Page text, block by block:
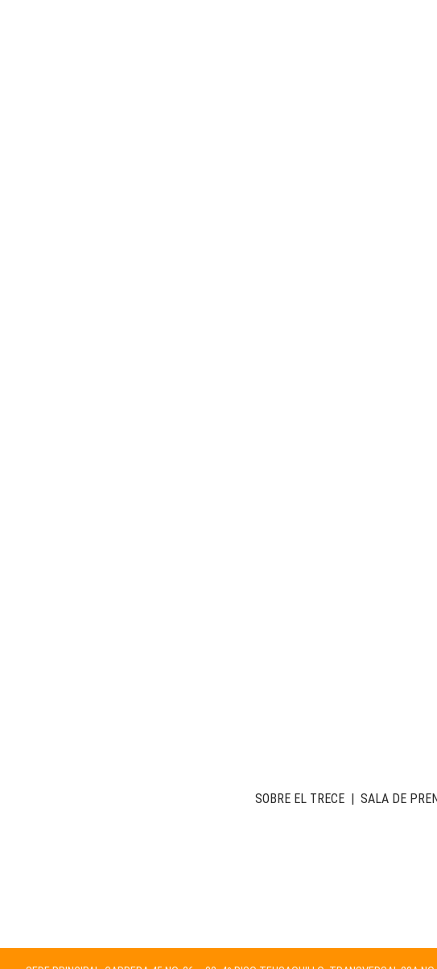
SOBRE EL TRECE | SALA DE